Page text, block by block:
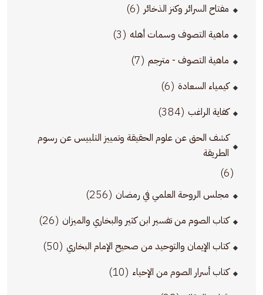
مفتاح السرائر وكنز الذخائر (6)
ماهية التصوف وسمات أهله (3)
ماهية التصوف - مترجم (7)
كيمياء السعادة (6)
كفاية الراغب (384)
كشف الحق عن علوم الحقيقة وتمييز التلبيس عن رسوم
الطريقة
(6)
مجلس الروحة العلمي في رمضان (256)
كتاب الصوم من تفسير ابن كثير والبخاري والميزان (26)
كتاب الإيمان والتوحيد من صحيح الإمام البخاري (50)
كتاب أسرار الصوم من الإحياء (10)